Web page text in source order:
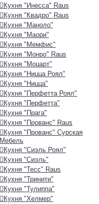
Кухня "Инесса" Raus
Кухня "Квадро" Raus
Кухня "Маноло"
Кухня "Маори"
Кухня "Мемфис"
Кухня "Монро" Raus
Кухня "Моцарт"
Кухня "Ницца Роял"
Кухня "Ницца"
Кухня "Перфетта Роял"
Кухня "Перфетта"
Кухня "Прага"
Кухня "Прованс" Raus
Кухня "Прованс" Сурская
Мебель
Кухня "Сиэль Роял"
Кухня "Сиэль"
Кухня "Тесс" Raus
Кухня "Тринити"
Кухня "Тулиппа"
Кухня "Хелмер"